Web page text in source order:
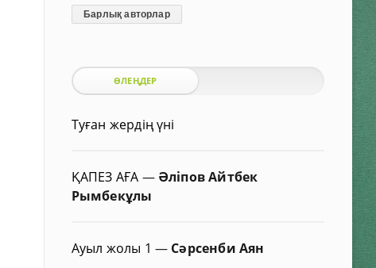
Барлық авторлар
ӨЛЕҢДЕР
Туған жердің үні
ҚАПЕЗ АҒА — Әліпов Айтбек
Рымбекұлы
Ауыл жолы 1 — Сәрсенби Аян